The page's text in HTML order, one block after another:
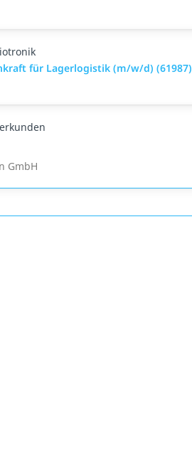
für Lagerlogistik (m/w/d) (61987)
GmbH